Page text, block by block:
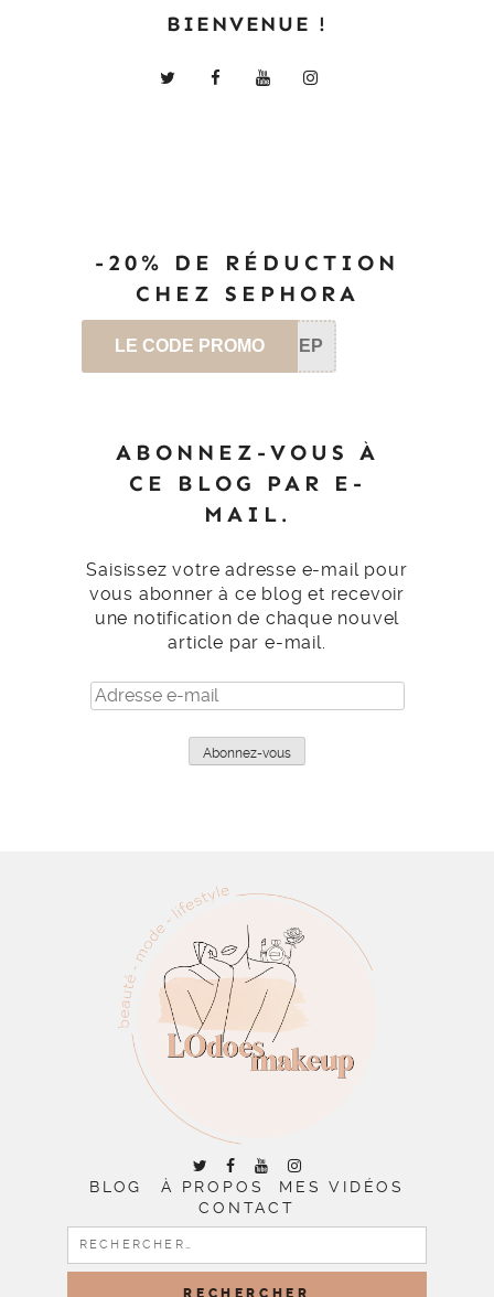
BIENVENUE !
-20% DE RÉDUCTION
CHEZ SEPHORA
LE CODE PROMO SEP
ABONNEZ-VOUS À
CE BLOG PAR E-
MAIL.
Saisissez votre adresse e-mail pour
vous abonner à ce blog et recevoir
une notification de chaque nouvel
article par e-mail.
Adresse
e-
Abonnez-vous
BLOG À PROPOS
MES VIDÉOS
CONTACT
RECHERCHER :